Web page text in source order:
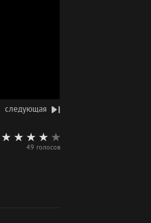
следующая
49 голосов